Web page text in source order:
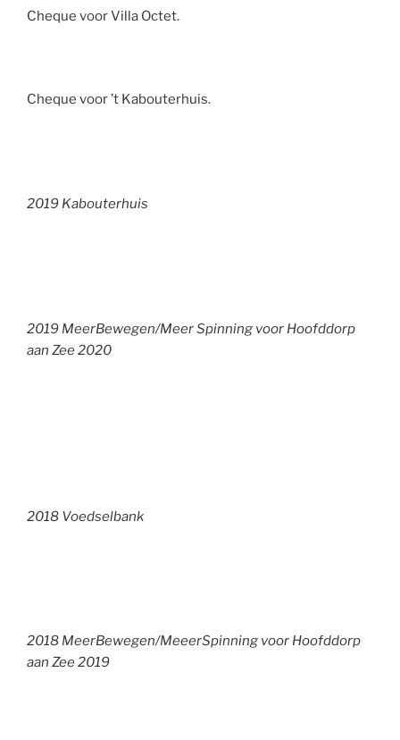
Cheque voor Villa Octet.
Cheque voor ’t Kabouterhuis.
2019 Kabouterhuis
2019 MeerBewegen/Meer Spinning voor Hoofddorp
aan Zee 2020
2018 Voedselbank
2018 MeerBewegen/MeeerSpinning voor Hoofddorp
aan Zee 2019